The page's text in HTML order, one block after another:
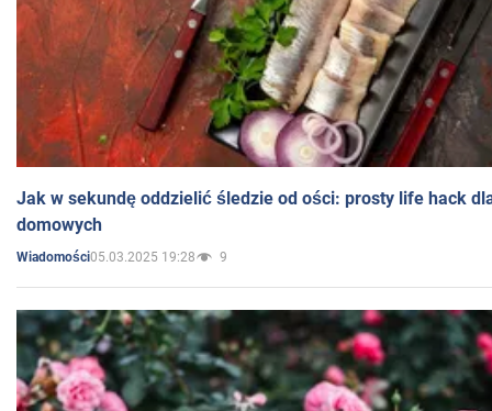
Jak w sekundę oddzielić śledzie od ości: prosty life hack
domowych
Wiadomości05.03.2025 19:28 9